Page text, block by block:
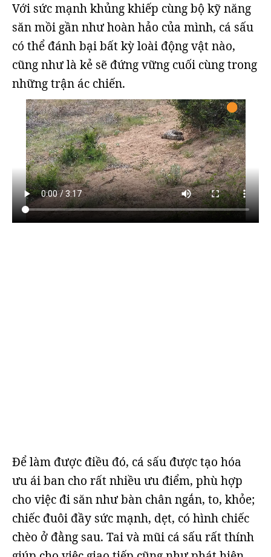
Với sức mạnh khủng khiếp cùng bộ kỹ năng
săn mồi gần như hoàn hảo của mình, cá sấu
có thể đánh bại bất kỳ loài động vật nào,
cũng như là kẻ sẽ đứng vững cuối cùng trong
những trận ác chiến.
Để làm được điều đó, cá sấu được tạo hóa
ưu ái ban cho rất nhiều ưu điểm, phù hợp
cho việc đi săn như bàn chân ngắn, to, khỏe;
chiếc đuôi đầy sức mạnh, dẹt, có hình chiếc
chèo ở đằng sau. Tai và mũi cá sấu rất thính